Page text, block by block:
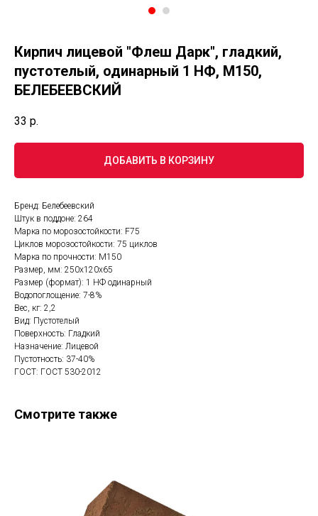
Кирпич лицевой "Флеш Дарк", гладкий,
пустотелый, одинарный 1 НФ, М150,
БЕЛЕБЕЕВСКИЙ
33 р.
ДОБАВИТЬ В КОРЗИНУ
Бренд: Белебеевский
Штук в поддоне: 264
Марка по морозостойкости: F75
Циклов морозостойкости: 75 циклов
Марка по прочности: М150
Размер, мм: 250x120x65
Размер (формат): 1 НФ одинарный
Водопоглощение: 7-8%
Вес, кг: 2,2
Вид: Пустотелый
Поверхность: Гладкий
Назначение: Лицевой
Пустотность: 37-40%
ГОСТ: ГОСТ 530-2012
Смотрите также